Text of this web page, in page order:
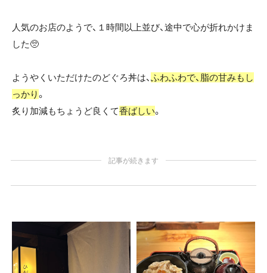
人気のお店のようで、１時間以上並び、途中で心が折れかけま
した🥺
ようやくいただけたのどぐろ丼は、 ふわふわで、 脂の甘みもし
っかり。
炙り加減もちょうど良くて香ばしい。
記事が続きます